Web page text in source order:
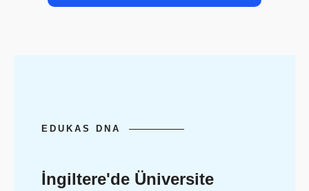
EDUKAS DNA
İngiltere'de Üniversite